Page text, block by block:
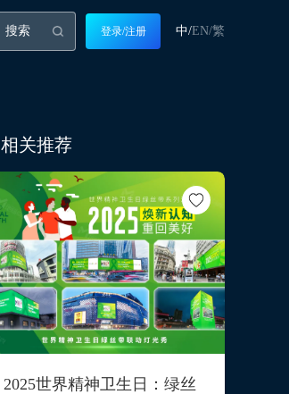
登录/注册 中/EN/繁
相关推荐
2025世界精神卫生日：绿丝